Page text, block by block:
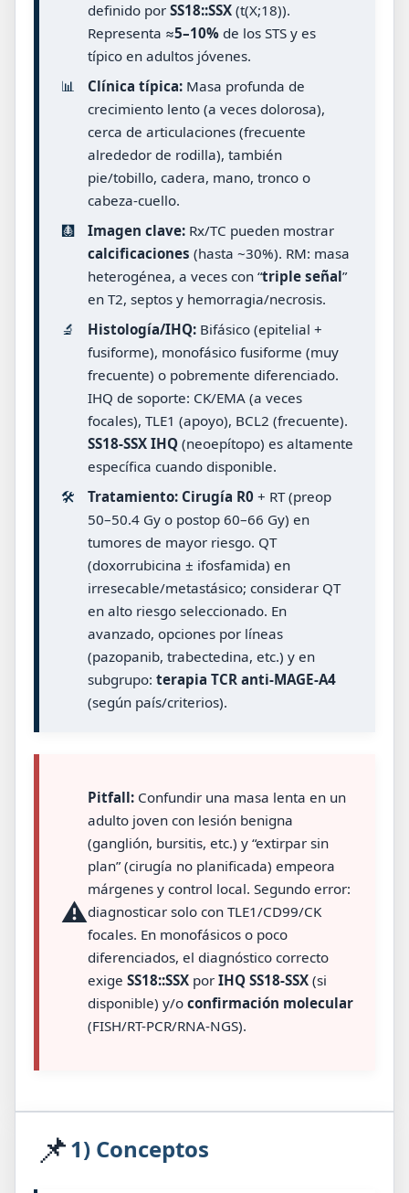
definido por SS18::SSX(t(X;18)).
Representa ≈5–10%de los STS y es
típico en adultos jóvenes.
📊
Clínica típica:Masa profunda de
crecimiento lento (a veces dolorosa),
cerca de articulaciones (frecuente
alrededor de rodilla), también
pie/tobillo, cadera, mano, tronco o
cabeza-cuello.
🩻
Imagen clave:Rx/TC pueden mostrar
calcificaciones (hasta ~30%). RM: masa
heterogénea, a veces con “triple señal”
en T2, septos y hemorragia/necrosis.
🔬
Histología/IHQ:Bifásico (epitelial +
fusiforme), monofásico fusiforme (muy
frecuente) o pobremente diferenciado.
IHQ de soporte: CK/EMA (a veces
focales), TLE1 (apoyo), BCL2 (frecuente).
SS18-SSX IHQ(neoepítopo) es altamente
específica cuando disponible.
🛠️
Tratamiento: Cirugía R0 + RT (preop
50–50.4 Gy o postop 60–66 Gy) en
tumores de mayor riesgo. QT
(doxorrubicina ± ifosfamida) en
irresecable/metastásico; considerar QT
en alto riesgo seleccionado. En
avanzado, opciones por líneas
(pazopanib, trabectedina, etc.) y en
subgrupo: terapia TCR anti-MAGE-A4
(según país/criterios).
⚠️
Pitfall: Confundir una masa lenta en un
adulto joven con lesión benigna
(ganglión, bursitis, etc.) y “extirpar sin
plan” (cirugía no planificada) empeora
márgenes y control local. Segundo error:
diagnosticar solo con TLE1/CD99/CK
focales. En monofásicos o poco
diferenciados, el diagnóstico correcto
exige SS18::SSX por IHQ SS18-SSX (si
disponible) y/o confirmación molecular
(FISH/RT-PCR/RNA-NGS).
📌1) Conceptos